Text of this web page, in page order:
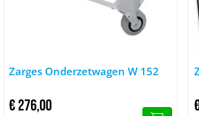
Afbeelding Zarges Onderzetwagen W 152
Zarges Onderzetwagen W 152
€276,00